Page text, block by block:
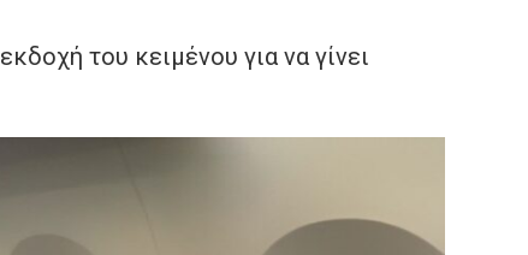
του κειμένου για να γίνει